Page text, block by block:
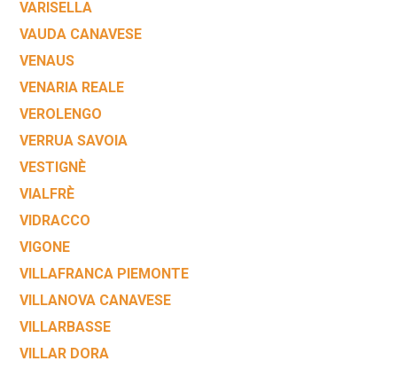
VARISELLA
VAUDA CANAVESE
VENAUS
VENARIA REALE
VEROLENGO
VERRUA SAVOIA
VESTIGNÈ
VIALFRÈ
VIDRACCO
VIGONE
VILLAFRANCA PIEMONTE
VILLANOVA CANAVESE
VILLARBASSE
VILLAR DORA